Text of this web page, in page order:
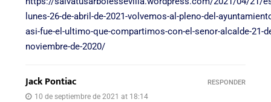
lunes-26-de-abril-de-2021-volvemos-al-pleno-del-
asi-fue-el-ultimo-que-compartimos-con-el-senor-alcalde-21-
noviembre-de-2020/
Jack Pontiac
10 de septiembre de 2021 at 18:14
RESPONDER